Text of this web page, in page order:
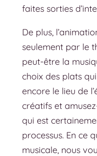
faites sorties
De plus,
seulement par le
peut-être la
choix des plats
encore le lieu de
créatifs et
qui est
processus. En ce
musicale, nous